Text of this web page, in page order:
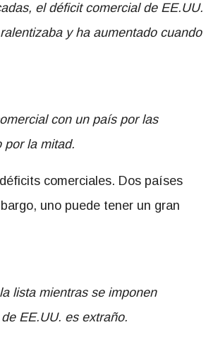
el déficit comercial de EE.UU.
y ha aumentado cuando
con un país por las
por la mitad.
comerciales. Dos países
uno puede tener un gran
lista mientras se imponen
EE.UU. es extraño.